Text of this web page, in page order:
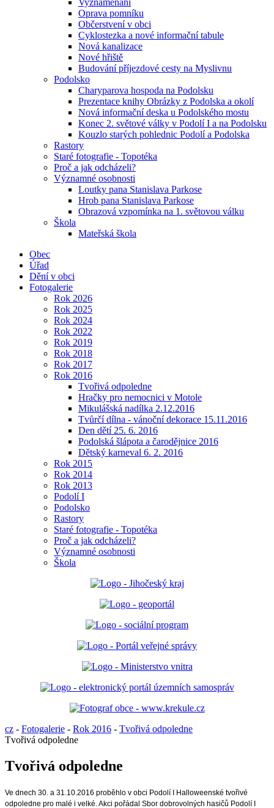
Vyznamenání
Oprava pomníku
Občerstvení v obci
Cyklostezka a nové informační tabule
Nová kanalizace
Nové hřiště
Budování příjezdové cesty na Myslivnu
Podolsko
Charyparova hospoda na Podolsku
Prezentace knihy Obrázky z Podolska a okolí
Nová informační deska u Podolského mostu
Konec 2. světové války v Podolí I a na Podolsku
Kouzlo starých pohlednic Podolí a Podolska
Rastory
Staré fotografie - Topotéka
Proč a jak odcházeli?
Významné osobnosti
Loutky pana Stanislava Parkose
Hrob pana Stanislava Parkose
Obrazová vzpomínka na 1. světovou válku
Škola
Mateřská škola
Obec
Úřad
Dění v obci
Fotogalerie
Rok 2026
Rok 2025
Rok 2024
Rok 2022
Rok 2019
Rok 2018
Rok 2017
Rok 2016
Tvořivá odpoledne
Hračky pro nemocnici v Motole
Mikulášská nadílka 2.12.2016
Tvůrčí dílna - vánoční dekorace 15.11.2016
Den dětí 25. 6. 2016
Podolská šlápota a čarodějnice 2016
Dětský karneval 6. 2. 2016
Rok 2015
Rok 2014
Rok 2013
Podolí I
Podolsko
Rastory
Staré fotografie - Topotéka
Proč a jak odcházeli?
Významné osobnosti
Škola
cz - Fotogalerie - Rok 2016 - Tvořivá odpoledne
Tvořivá odpoledne
Tvořivá odpoledne
Ve dnech 30. a 31.10.2016 proběhlo v obci Podolí I Halloweenské tvořivé
odpoledne pro malé i velké. Akci pořádal Sbor dobrovolných hasičů Podolí I